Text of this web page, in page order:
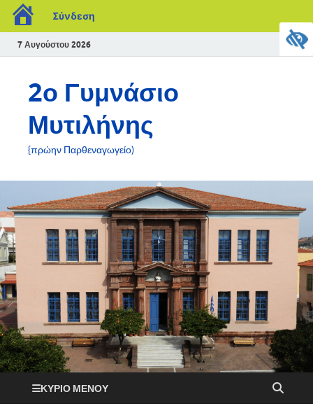
Σύνδεση
7 Αυγούστου 2026
2ο Γυμνάσιο
Μυτιλήνης
{πρώην Παρθεναγωγείο)
ΚΎΡΙΟ ΜΕΝΟΎ